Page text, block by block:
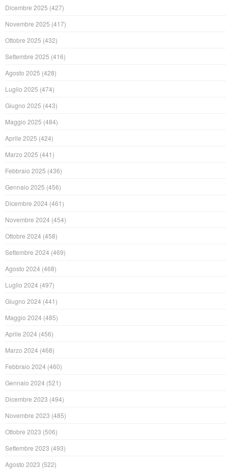
Dicembre 2025 (427)
Novembre 2025 (417)
Ottobre 2025 (432)
Settembre 2025 (416)
Agosto 2025 (428)
Luglio 2025 (474)
Giugno 2025 (443)
Maggio 2025 (484)
Aprile 2025 (424)
Marzo 2025 (441)
Febbraio 2025 (436)
Gennaio 2025 (456)
Dicembre 2024 (461)
Novembre 2024 (454)
Ottobre 2024 (458)
Settembre 2024 (469)
Agosto 2024 (468)
Luglio 2024 (497)
Giugno 2024 (441)
Maggio 2024 (485)
Aprile 2024 (456)
Marzo 2024 (468)
Febbraio 2024 (460)
Gennaio 2024 (521)
Dicembre 2023 (494)
Novembre 2023 (485)
Ottobre 2023 (506)
Settembre 2023 (493)
Agosto 2023 (522)